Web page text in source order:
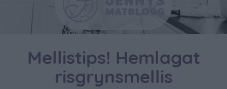
Mellistips! Hemlagat
risgrynsmellis